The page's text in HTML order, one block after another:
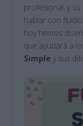
profesional, y
hablar con
hoy hemos
que ayudará a
Simple y sus